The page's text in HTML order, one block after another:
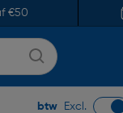
€50
btw Excl.